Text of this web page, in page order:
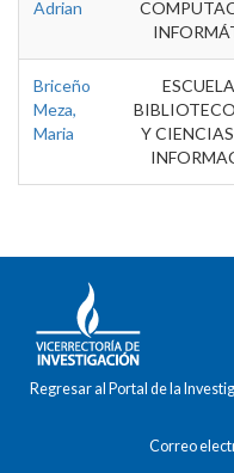
Adrian
Briceño
Meza,
Maria
Y
Regresar al Portal de la
Correo